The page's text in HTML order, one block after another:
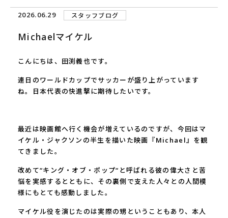
2026.06.29 スタッフブログ
Michaelマイケル
こんにちは、田渕義也です。
連日のワールドカップでサッカーが盛り上がっています
ね。日本代表の快進撃に期待したいです。
最近は映画館へ行く機会が増えているのですが、今回はマ
イケル・ジャクソンの半生を描いた映画『Michael』を観
てきました。
改めて“キング・オブ・ポップ“ と呼ばれる彼の偉大さと苦
悩を実感するとともに、その裏側で支えた人々との人間模
様にもとても感動しました。
マイケル役を演じたのは実際の甥ということもあり、本人